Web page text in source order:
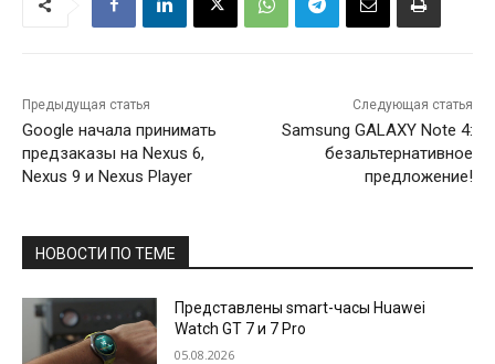
Предыдущая статья
Google начала принимать
предзаказы на Nexus 6,
Nexus 9 и Nexus Player
Следующая статья
Samsung GALAXY Note 4:
безальтернативное
предложение!
НОВОСТИ ПО ТЕМЕ
Представлены smart-часы Huawei
Watch GT 7 и 7 Pro
05.08.2026